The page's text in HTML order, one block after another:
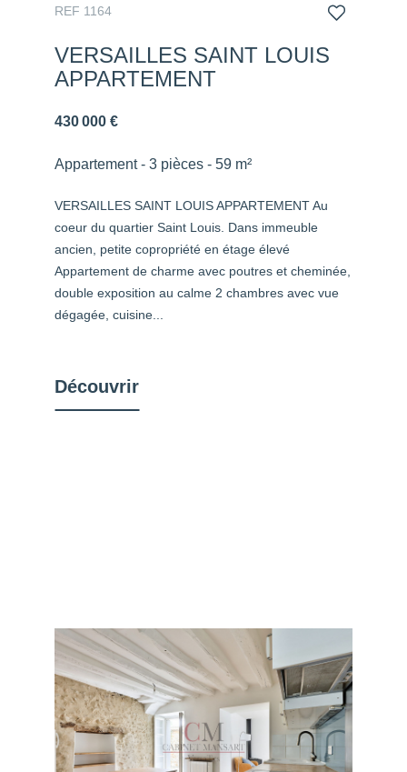
REF 1164
VERSAILLES SAINT LOUIS
APPARTEMENT
430 000 €
Appartement - 3 pièces - 59 m²
VERSAILLES SAINT LOUIS APPARTEMENT Au
coeur du quartier Saint Louis. Dans immeuble
ancien, petite copropriété en étage élevé
Appartement de charme avec poutres et cheminée,
double exposition au calme 2 chambres avec vue
dégagée, cuisine...
Découvrir